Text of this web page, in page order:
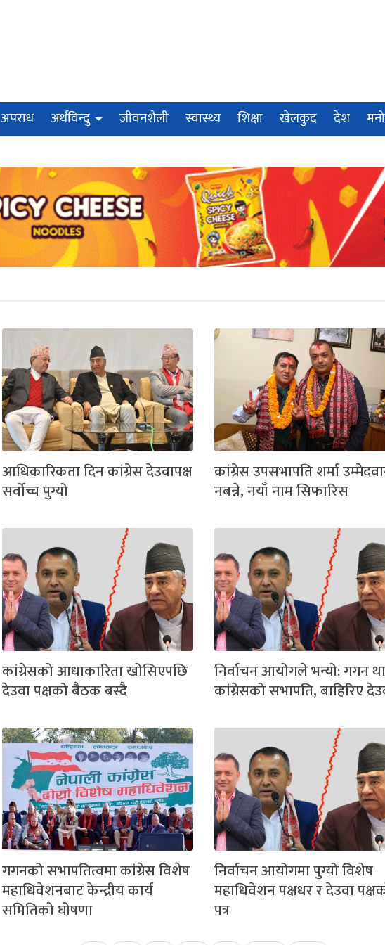
अपराध अर्थविन्दु जीवनशैली स्वास्थ्य शिक्षा खेलकुद देश
आधिकारिकता दिन कांग्रेस देउवापक्ष
सर्वोच्च पुग्यो
कांग्रेस उपसभापति शर्मा
नबन्ने, नयाँ नाम सिफारिस
कांग्रेसको आधाकारिता खोसिएपछि
देउवा पक्षको बैठक बस्दै
निर्वाचन आयोगले भन्यो: गगन
कांग्रेसको सभापति, बाहिरिए
गगनको सभापतित्वमा कांग्रेस विशेष
महाधिवेशनबाट केन्द्रीय कार्य
समितिको घोषणा
निर्वाचन आयोगमा पुग्यो विशेष
महाधिवेशन पक्षधर र देउवा
पत्र